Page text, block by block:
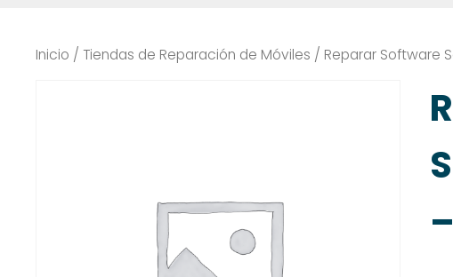
Inicio / Tiendas de Reparación de Móviles / Reparar Software